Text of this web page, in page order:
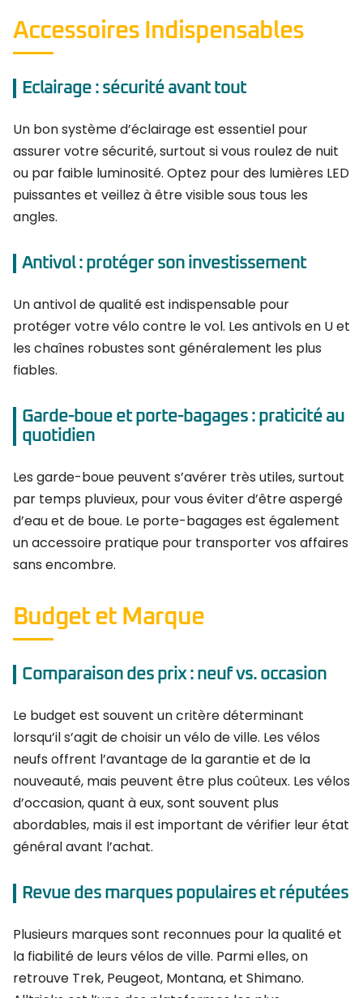
Accessoires Indispensables
Eclairage : sécurité avant tout
Un bon système d’éclairage est essentiel pour
assurer votre sécurité, surtout si vous roulez de nuit
ou par faible luminosité. Optez pour des lumières LED
puissantes et veillez à être visible sous tous les
angles.
Antivol : protéger son investissement
Un antivol de qualité est indispensable pour
protéger votre vélo contre le vol. Les antivols en U et
les chaînes robustes sont généralement les plus
fiables.
Garde-boue et porte-bagages : praticité au
quotidien
Les garde-boue peuvent s’avérer très utiles, surtout
par temps pluvieux, pour vous éviter d’être aspergé
d’eau et de boue. Le porte-bagages est également
un accessoire pratique pour transporter vos affaires
sans encombre.
Budget et Marque
Comparaison des prix : neuf vs. occasion
Le budget est souvent un critère déterminant
lorsqu’il s’agit de choisir un vélo de ville. Les vélos
neufs offrent l’avantage de la garantie et de la
nouveauté, mais peuvent être plus coûteux. Les vélos
d’occasion, quant à eux, sont souvent plus
abordables, mais il est important de vérifier leur état
général avant l’achat.
Revue des marques populaires et réputées
Plusieurs marques sont reconnues pour la qualité et
la fiabilité de leurs vélos de ville. Parmi elles, on
retrouve Trek, Peugeot, Montana, et Shimano.